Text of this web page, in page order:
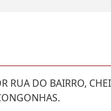
RUA DO BAIRRO,